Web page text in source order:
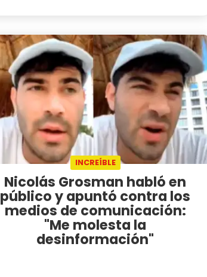
INCREÍBLE
Nicolás Grosman habló en
público y apuntó contra los
medios de comunicación:
"Me molesta la
desinformación"